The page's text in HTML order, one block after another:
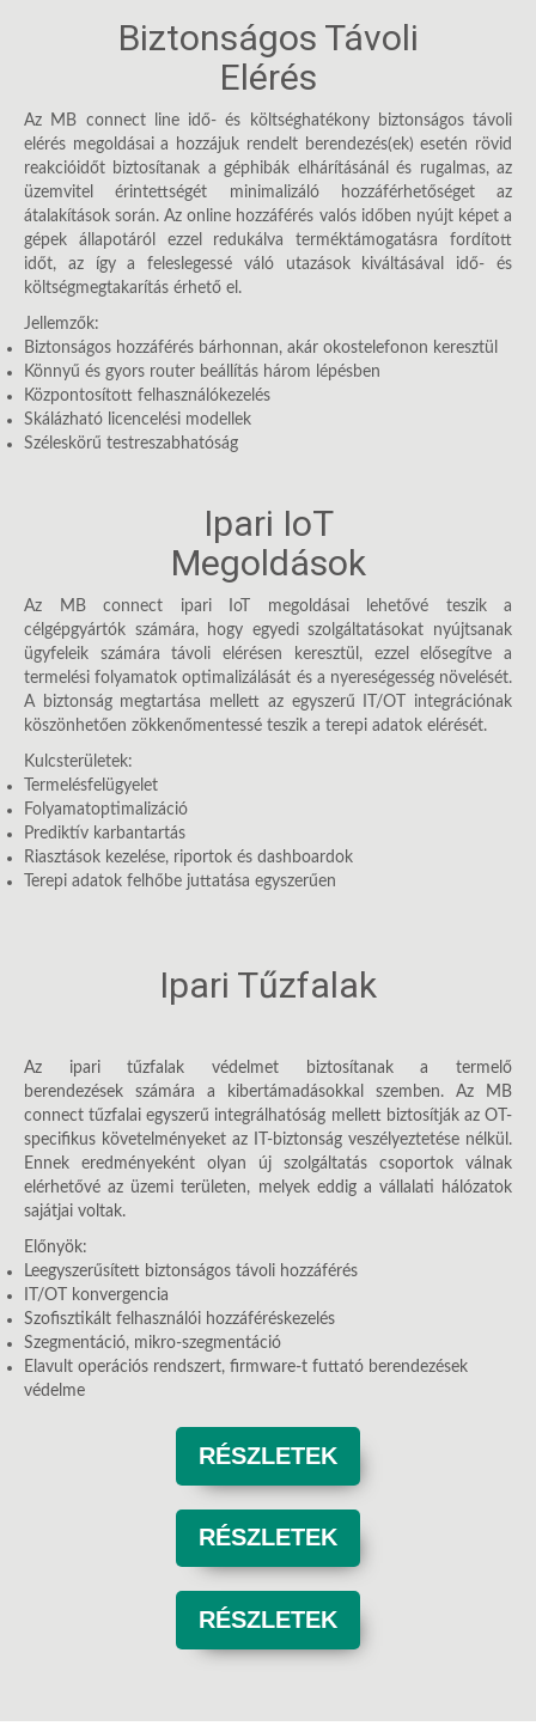
Biztonságos Távoli
Elérés
Az MB connect line idő- és költséghatékony biztonságos távoli
elérés megoldásai a hozzájuk rendelt berendezés(ek) esetén rövid
reakcióidőt biztosítanak a géphibák elhárításánál és rugalmas, az
üzemvitel érintettségét minimalizáló hozzáférhetőséget az
átalakítások során. Az online hozzáférés valós időben nyújt képet a
gépek állapotáról ezzel redukálva terméktámogatásra fordított
időt, az így a feleslegessé váló utazások kiváltásával idő- és
költségmegtakarítás érhető el.
Jellemzők:
Biztonságos hozzáférés bárhonnan, akár okostelefonon keresztül
Könnyű és gyors router beállítás három lépésben
Központosított felhasználókezelés
Skálázható licencelési modellek
Széleskörű testreszabhatóság
Ipari IoT
Megoldások
Az MB connect ipari IoT megoldásai lehetővé teszik a
célgépgyártók számára, hogy egyedi szolgáltatásokat nyújtsanak
ügyfeleik számára távoli elérésen keresztül, ezzel elősegítve a
termelési folyamatok optimalizálását és a nyereségesség növelését.
A biztonság megtartása mellett az egyszerű IT/OT integrációnak
köszönhetően zökkenőmentessé teszik a terepi adatok elérését.
Kulcsterületek:
Termelésfelügyelet
Folyamatoptimalizáció
Prediktív karbantartás
Riasztások kezelése, riportok és dashboardok
Terepi adatok felhőbe juttatása egyszerűen
Ipari Tűzfalak
Az ipari tűzfalak védelmet biztosítanak a termelő
berendezések
számára a kibertámadásokkal szemben. Az MB
connect tűzfalai egyszerű integrálhatóság mellett biztosítják az OT-
specifikus követelményeket az IT-biztonság veszélyeztetése nélkül.
Ennek eredményeként olyan új szolgáltatás csoportok válnak
elérhetővé az üzemi területen, melyek eddig a vállalati hálózatok
sajátjai voltak.
Előnyök:
Leegyszerűsített biztonságos távoli hozzáférés
IT/OT konvergencia
Szofisztikált felhasználói hozzáféréskezelés
Szegmentáció, mikro-szegmentáció
Elavult operációs rendszert, firmware-t futtató berendezések
védelme
RÉSZLETEK
RÉSZLETEK
RÉSZLETEK